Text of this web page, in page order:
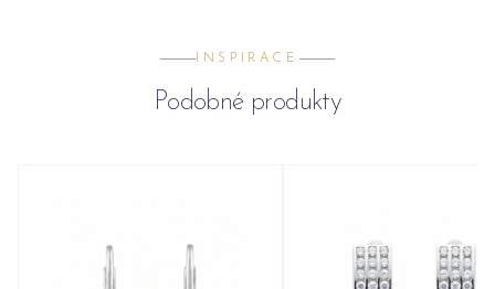
INSPIRACE
Podobné produkty